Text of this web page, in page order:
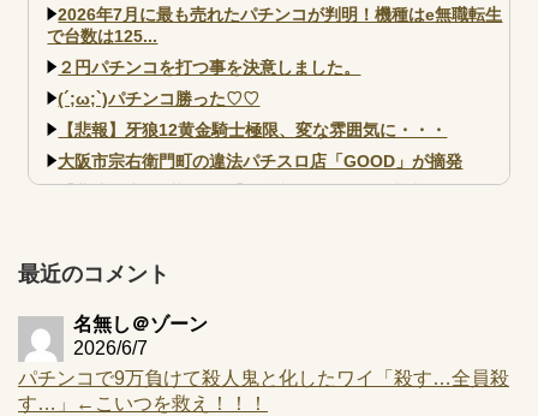
2026年7月に最も売れたパチンコが判明！機種はe無職転生
で台数は125...
２円パチンコを打つ事を決意しました。
(´;ω;`)パチンコ勝った♡♡
【悲報】牙狼12黄金騎士極限、変な雰囲気に・・・
大阪市宗右衛門町の違法パチスロ店「GOOD」が摘発
プ報告あり！弱予告...
井の軽い絆？
最近のコメント
名無し＠ゾーン
2026/6/7
パチンコで9万負けて殺人鬼と化したワイ「殺す…全員殺
す…」←こいつを救え！！！